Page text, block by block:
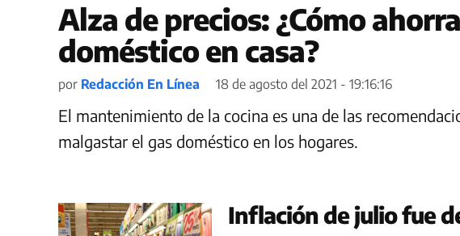
Alza de precios: ¿Cómo
doméstico en casa?
por Redacción En Línea 18 de agosto del 2021 - 19:16:16
El mantenimiento de la cocina es una de las
malgastar el gas doméstico en los hogares.
Inflación de julio fue